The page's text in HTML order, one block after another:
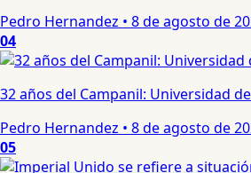
Pedro Hernandez • 8 de agosto de
04
32 años del Campanil: Universidad
Pedro Hernandez • 8 de agosto de
05